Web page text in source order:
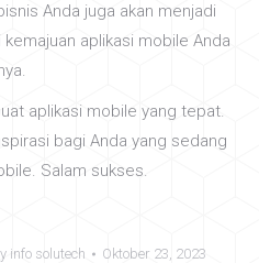
Anda juga akan menjadi
aplikasi mobile Anda
aplikasi mobile yang tepat.
bagi Anda yang sedang
Salam sukses.
info solutech Oktober 23, 2023